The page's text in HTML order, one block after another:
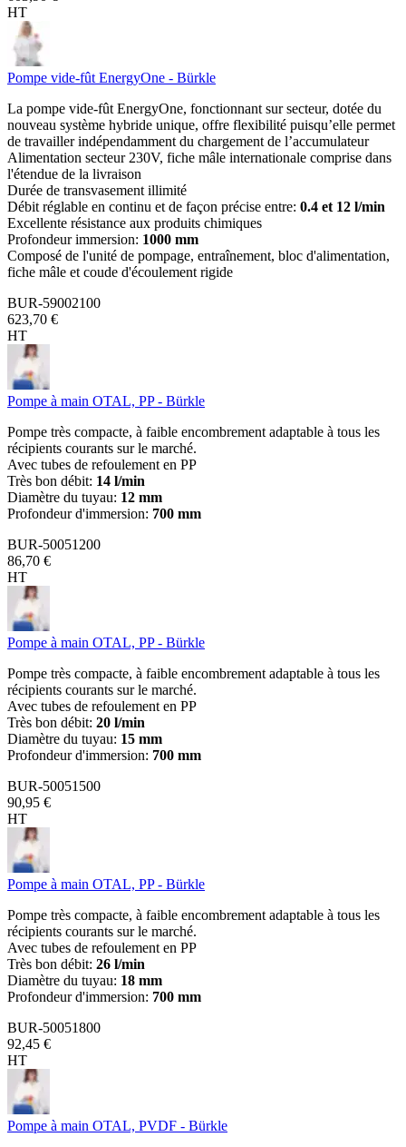
HT
Pompe vide-fût EnergyOne - Bürkle
La pompe vide-fût EnergyOne, fonctionnant sur secteur, dotée du
nouveau système hybride unique, offre flexibilité puisqu’elle permet
de travailler indépendamment du chargement de l’accumulateur
Alimentation secteur 230V, fiche mâle internationale comprise dans
l'étendue de la livraison
Durée de transvasement illimité
Débit réglable en continu et de façon précise entre: 0.4 et 12 l/min
Excellente résistance aux produits chimiques
Profondeur immersion: 1000 mm
Composé de l'unité de pompage, entraînement, bloc d'alimentation,
fiche mâle et coude d'écoulement rigide
BUR-59002100
623,70 €
HT
Pompe à main OTAL, PP - Bürkle
Pompe très compacte, à faible encombrement adaptable à tous les
récipients courants sur le marché.
Avec tubes de refoulement en PP
Très bon débit: 14 l/min
Diamètre du tuyau: 12 mm
Profondeur d'immersion: 700 mm
BUR-50051200
86,70 €
HT
Pompe à main OTAL, PP - Bürkle
Pompe très compacte, à faible encombrement adaptable à tous les
récipients courants sur le marché.
Avec tubes de refoulement en PP
Très bon débit: 20 l/min
Diamètre du tuyau: 15 mm
Profondeur d'immersion: 700 mm
BUR-50051500
90,95 €
HT
Pompe à main OTAL, PP - Bürkle
Pompe très compacte, à faible encombrement adaptable à tous les
récipients courants sur le marché.
Avec tubes de refoulement en PP
Très bon débit: 26 l/min
Diamètre du tuyau: 18 mm
Profondeur d'immersion: 700 mm
BUR-50051800
92,45 €
HT
Pompe à main OTAL, PVDF - Bürkle